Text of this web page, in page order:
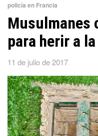
policía en Francia
Musulmanes
para herir a
11 de julio de 2017